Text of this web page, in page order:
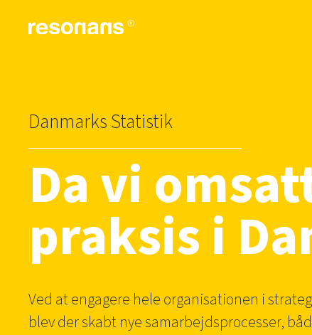
Danmarks Statistik
Da vi
praksis i
Ved at engagere hele organisationen i
blev der skabt nye samarbejdsprocesser,